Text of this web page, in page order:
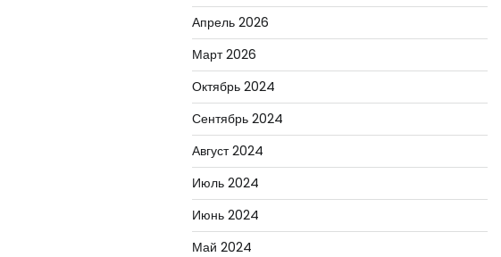
Апрель 2026
Март 2026
Октябрь 2024
Сентябрь 2024
Август 2024
Июль 2024
Июнь 2024
Май 2024